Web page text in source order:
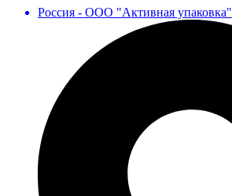
Россия - ООО "Активная упаковка"